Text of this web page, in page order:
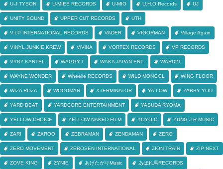
U-J TYSON U-MIES RECORDS U-MIO U.H.O Records UJ
UNITY SOUND UPPER CUT RECORDS UTH
V.I.P INTERNATIONAL RECORDS VADER VIGORMAN Village Again
VINYL JUNKIE KREW ViViNA VORTEX RECORDS VP RECORDS
VYBZ KARTEL WAGGY-T WAKA JAPAN ENT. WARD21
WAYNE WONDER Wheelie RECORDS WILD MONGOL WING FLOOR
WIZA ROZA WOODMAN XTERMINATOR YA-LOW YABBY YOU
YARD BEAT YARDCORE ENTERTAINMENT YASUDA RYOMA
YELLOW CHOICE YELLOW NAKED FILM YOYO-C YUNG J.R MUSIC
ZARI ZAROO ZEBRAMAN ZENDAMAN ZERO
ZERO MOVEMENT ZEROSEN INTERNATIONAL ZION TRAIN ZIP NEXT
ZOVE KING ZYNIE あげたがりMusic あばれ馬RECORDS